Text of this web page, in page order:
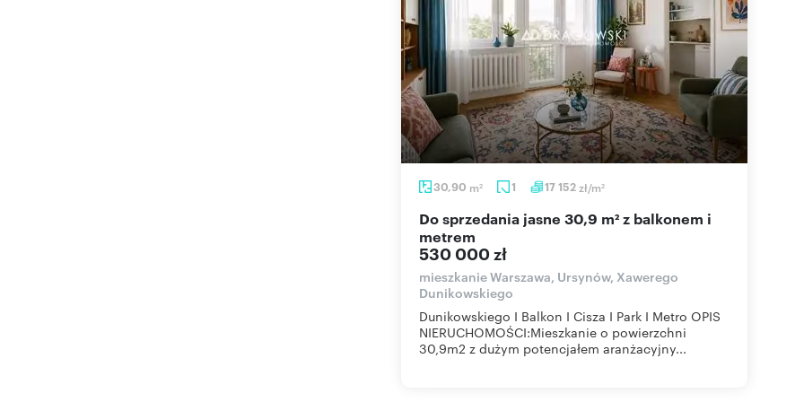
30,90 m2 1 17 152zł/m2
Do sprzedania jasne 30,9 m² z balkonem i
metrem
530 000 zł
mieszkanie Warszawa, Ursynów, Xawerego
Dunikowskiego
Dunikowskiego I Balkon I Cisza I Park I Metro OPIS
NIERUCHOMOŚCI:Mieszkanie o powierzchni
30,9m2 z dużym potencjałem aranżacyjny...